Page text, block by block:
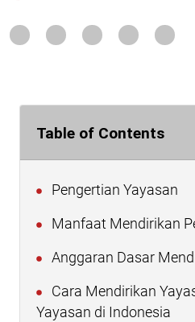
Table of Contents
Pengertian Yayasan
Manfaat Mendirikan
Anggaran Dasar
Cara Mendirikan
Yayasan di Indonesia